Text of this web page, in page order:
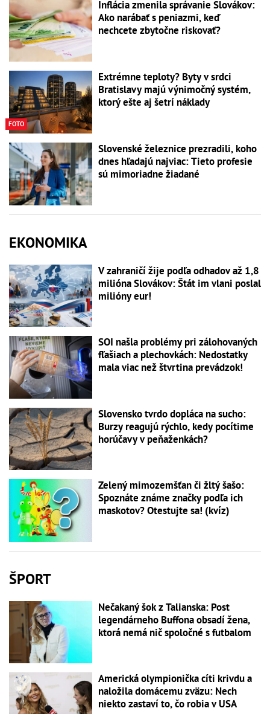
Inflácia zmenila správanie Slovákov:
Ako narábať s peniazmi, keď
nechcete zbytočne riskovať?
FOTO
Extrémne teploty? Byty v srdci
Bratislavy majú výnimočný systém,
ktorý ešte aj šetrí náklady
Slovenské železnice prezradili, koho
dnes hľadajú najviac: Tieto profesie
sú mimoriadne žiadané
EKONOMIKA
V zahraničí žije podľa odhadov až 1,8
milióna Slovákov: Štát im vlani poslal
milióny eur!
SOI našla problémy pri zálohovaných
fľašiach a plechovkách: Nedostatky
mala viac než štvrtina prevádzok!
Slovensko tvrdo dopláca na sucho:
Burzy reagujú rýchlo, kedy pocítime
horúčavy v peňaženkách?
Zelený mimozemšťan či žltý šašo:
Spoznáte známe značky podľa ich
maskotov? Otestujte sa! (kvíz)
ŠPORT
Nečakaný šok z Talianska: Post
legendárneho Buffona obsadí žena,
ktorá nemá nič spoločné s futbalom
Americká olympionička cíti krivdu a
naložila domácemu zväzu: Nech
niekto zastaví to, čo robia v USA